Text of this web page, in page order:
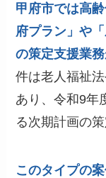
甲府市では高
府プラン」や
の策定支援業
件は老人福祉
あり、令和9年
る次期計画の
このタイプの